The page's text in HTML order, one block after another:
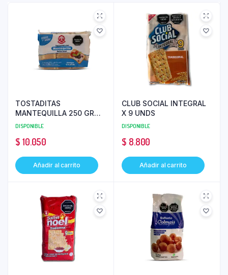
TOSTADITAS
MANTEQUILLA 250 GR
SUSANITA
DISPONIBLE
$ 10.050
Añadir al carrito
CLUB SOCIAL INTEGRAL
X 9 UNDS
DISPONIBLE
$ 8.800
Añadir al carrito